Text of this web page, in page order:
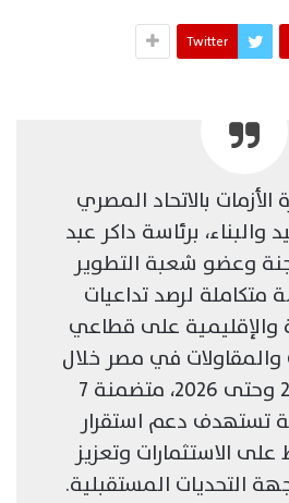
Twitter
الأزمات بالاتحاد المصري
والبناء، برئاسة داكر عبد
وعضو شعبة التطوير
متكاملة لرصد تداعيات
والإقليمية على قطاعي
والمقاولات في مصر خلال
الفترة من 2022 وحتى 2026، متضمنة 7
تستهدف دعم استقرار
على الاستثمارات وتعزيز
التحديات المستقبلية.